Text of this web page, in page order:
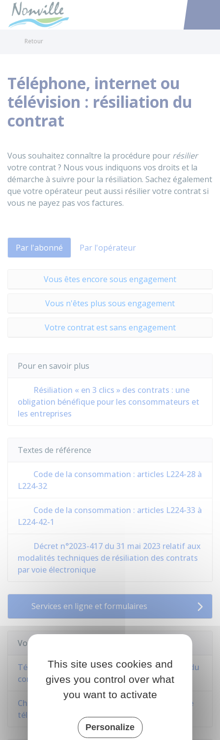
Accéder
Retour
Téléphone, internet ou
télévision : résiliation du
contrat
Vous souhaitez connaître la procédure pour résilier
votre contrat ? Nous vous indiquons vos droits et la
démarche à suivre pour la résiliation. Sachez également
que votre opérateur peut aussi résilier votre contrat si
vous ne payez pas vos factures.
Par l'abonné Par l'opérateur
Vous êtes encore sous engagement
Vous n'êtes plus sous engagement
Votre contrat est sans engagement
Pour en savoir plus
Résiliation « en 3 clics » des contrats : une
obligation bénéfique pour les consommateurs et
les entreprises
Textes de référence
Code de la consommation : articles L224-28 à
L224-32
Code de la consommation : articles L224-33 à
L224-42-1
Décret n°2023-417 du 31 mai 2023 relatif aux
modalités techniques de résiliation des contrats
par voie électronique
Services en ligne et formulaires
Voir aussi
Téléphone, internet ou télévision : conclusion du
contrat
Changer d'opérateur : portabilité du numéro de
téléphone mobile
This site uses cookies and
gives you control over what
you want to activate
Personalize